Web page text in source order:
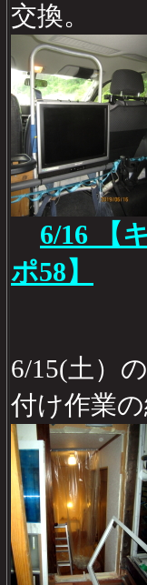
交換。
6/16 【
ポ58】
6/15(土）
付け作業